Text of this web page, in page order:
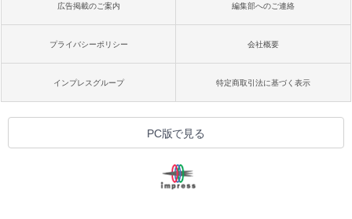
広告掲載のご案内 編集部へのご連絡
プライバシーポリシー 会社概要
インプレスグループ 特定商取引法に基づく表示
PC版で見る